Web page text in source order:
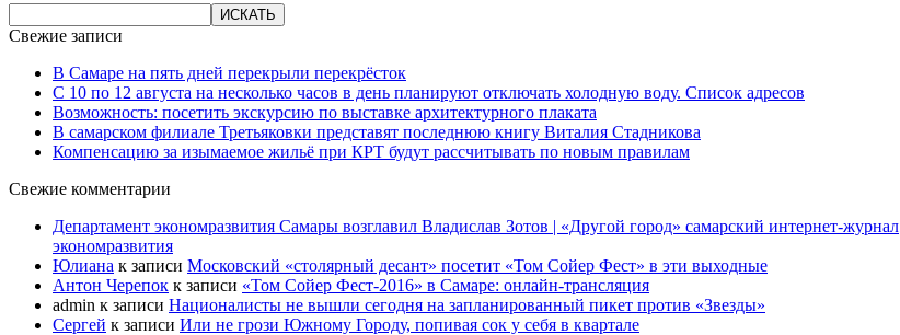
Свежие записи
В Самаре на пять дней перекрыли перекрёсток
С 10 по 12 августа на несколько часов в день планируют отключать холодную воду. Список адресов
Возможность: посетить экскурсию по выставке архитектурного плаката
В самарском филиале Третьяковки представят последнюю книгу Виталия Стадникова
Компенсацию за изымаемое жильё при КРТ будут рассчитывать по новым правилам
Свежие комментарии
Департамент экономразвития Самары возглавил Владислав Зотов | «Другой город» самарский интернет-журнал
экономразвития
Юлиана к записи Московский «столярный десант» посетит «Том Сойер Фест» в эти выходные
Антон Черепок к записи «Том Сойер Фест-2016» в Самаре: онлайн-трансляция
admin к записи Националисты не вышли сегодня на запланированный пикет против «Звезды»
Сергей к записи Или не грози Южному Городу, попивая сок у себя в квартале